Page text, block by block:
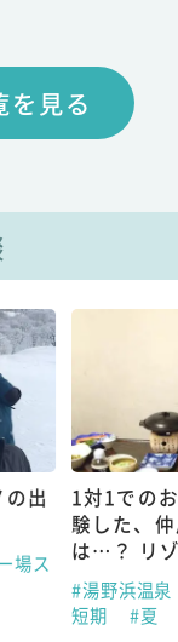
を見る
出
場ス
1対1での
験した、
は…？ リ
#湯野浜温泉
短期
#夏